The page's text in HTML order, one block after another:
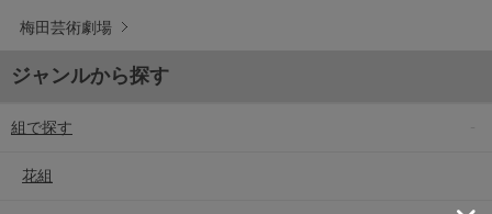
梅田芸術劇場
ジャンルから探す
組で探す
花組